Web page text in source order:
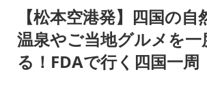
【松本空港発】四国の自
温泉やご当地グルメを一
る！FDAで行く四国一